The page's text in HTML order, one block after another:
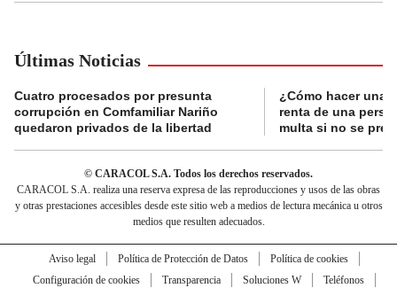
Últimas Noticias
Cuatro procesados por presunta
corrupción en Comfamiliar Nariño
quedaron privados de la libertad
¿Cómo hacer una
renta de una
multa si no se
© CARACOL S.A. Todos los derechos reservados.
CARACOL S.A. realiza una reserva expresa de las reproducciones y usos de las obras
y otras prestaciones accesibles desde este sitio web a medios de lectura mecánica u otros
medios que resulten adecuados.
Aviso legal Política de Protección de Datos
Política de cookies
Configuración de cookies
Transparencia Soluciones W
Teléfonos